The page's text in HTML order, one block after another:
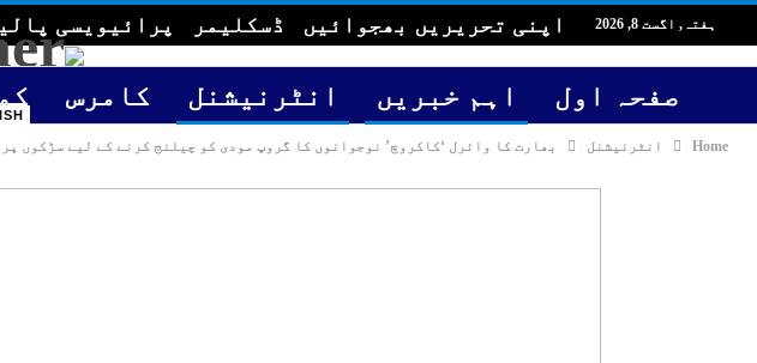
ہفتہ, اگست 8, 2026 اپنی تحریریں بھجوائیں ڈسکلیمر پرائیویسی
صفحہ اول اہم خبریں انٹرنیشنل کامرس
Home انٹرنیشنل بھارت کا وائرل ‘کاکروچ’ نوجوانوں کا گروپ مودی کو چیلنج کرنے کے لیے سڑکوں